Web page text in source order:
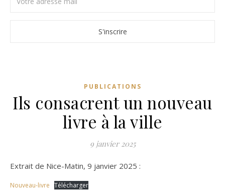
PUBLICATIONS
Ils consacrent un nouveau
livre à la ville
9 janvier 2025
Extrait de Nice-Matin, 9 janvier 2025 :
Nouveau-livre Télécharger